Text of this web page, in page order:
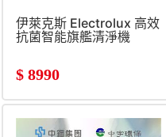
伊萊克斯 Electrolux 高效
抗菌智能旗艦清淨機
$ 8990